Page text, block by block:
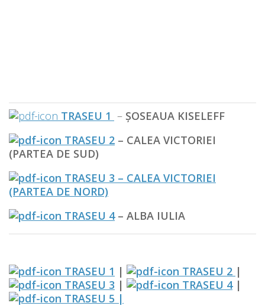
TRASEU 1 – ŞOSEAUA KISELEFF
TRASEU 2 – CALEA VICTORIEI
(PARTEA DE SUD)
TRASEU 3 – CALEA VICTORIEI
(PARTEA DE NORD)
TRASEU 4– ALBA IULIA
TRASEU 1 | TRASEU 2 |
TRASEU 3 | TRASEU 4|
TRASEU 5 |